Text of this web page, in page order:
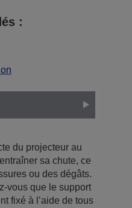
:
du projecteur au
sa chute, ce
ou des dégâts.
vous que le support
fixé à l’aide de tous